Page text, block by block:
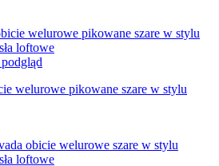
welurowe pikowane szare w stylu